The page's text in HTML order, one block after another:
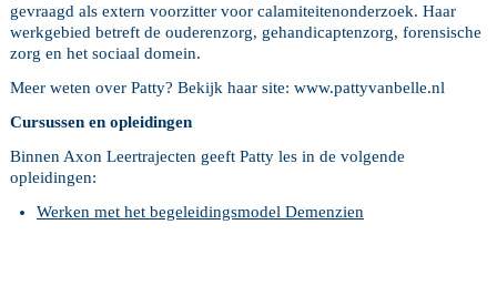
gevraagd als extern voorzitter voor calamiteitenonderzoek. Haar
werkgebied betreft de ouderenzorg, gehandicaptenzorg, forensische
zorg en het sociaal domein.
Meer weten over Patty? Bekijk haar site: www.pattyvanbelle.nl
Cursussen en opleidingen
Binnen Axon Leertrajecten geeft Patty les in de volgende
opleidingen:
Werken met het begeleidingsmodel Demenzien